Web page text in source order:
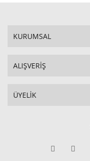
KURUMSAL
ALIŞVERİŞ
ÜYELİK